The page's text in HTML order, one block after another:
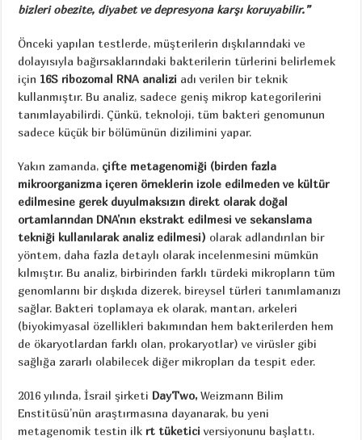
bizleri obezite, diyabet ve depresyona karşı koruyabilir.”
Önceki yapılan testlerde, müşterilerin dışkılarındaki ve
dolayısıyla bağırsaklarındaki bakterilerin türlerini belirlemek
için 16S ribozomal RNA analizi adı verilen bir teknik
kullanmıştır. Bu analiz, sadece geniş mikrop kategorilerini
tanımlayabilirdi. Çünkü, teknoloji, tüm bakteri genomunun
sadece küçük bir bölümünün dizilimini yapar.
Yakın zamanda, çifte metagenomiği (birden fazla
mikroorganizma içeren örneklerin izole edilmeden ve kültür
edilmesine gerek duyulmaksızın direkt olarak doğal
ortamlarından DNA’nın ekstrakt edilmesi ve sekanslama
tekniği kullanılarak analiz edilmesi) olarak adlandırılan bir
yöntem, daha fazla detaylı olarak incelenmesini mümkün
kılmıştır. Bu analiz, birbirinden farklı türdeki mikropların tüm
genomlarını bir dışkıda dizerek, bireysel türleri tanımlamanızı
sağlar. Bakteri toplamaya ek olarak, mantarı, arkeleri
(biyokimyasal özellikleri bakımından hem bakterilerden hem
de ökaryotlardan farklı olan, prokaryotlar) ve virüsler gibi
sağlığa zararlı olabilecek diğer mikropları da tespit eder.
2016 yılında, İsrail şirketi DayTwo, Weizmann Bilim
Enstitüsü’nün araştırmasına dayanarak, bu yeni
metagenomik testin ilk rt tüketici versiyonunu başlattı.